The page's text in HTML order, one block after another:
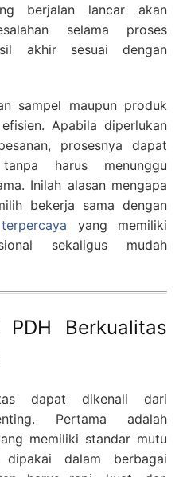
berjalan lancar akan
selama proses
akhir sesuai dengan
sampel maupun produk
Apabila diperlukan
prosesnya dapat
harus menunggu
Inilah alasan mengapa
bekerja sama dengan
yang memiliki
sekaligus mudah
Berkualitas
dapat dikenali dari
Pertama adalah
memiliki standar mutu
dalam berbagai